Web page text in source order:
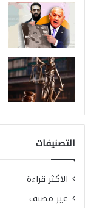
التصنيفات
الاكثر قراءة
غير مصنف